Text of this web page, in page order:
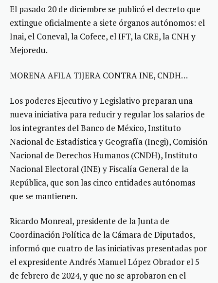
El pasado 20 de diciembre se publicó el decreto que
extingue oficialmente a siete órganos autónomos: el
Inai, el Coneval, la Cofece, el IFT, la CRE, la CNH y
Mejoredu.
MORENA AFILA TIJERA CONTRA INE, CNDH…
Los poderes Ejecutivo y Legislativo preparan una
nueva iniciativa para reducir y regular los salarios de
los integrantes del Banco de México, Instituto
Nacional de Estadística y Geografía (Inegi), Comisión
Nacional de Derechos Humanos (CNDH), Instituto
Nacional Electoral (INE) y Fiscalía General de la
República, que son las cinco entidades autónomas
que se mantienen.
Ricardo Monreal, presidente de la Junta de
Coordinación Política de la Cámara de Diputados,
informó que cuatro de las iniciativas presentadas por
el expresidente Andrés Manuel López Obrador el 5
de febrero de 2024, y que no se aprobaron en el